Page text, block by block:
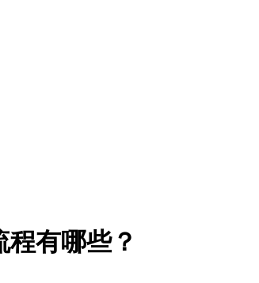
有哪些？